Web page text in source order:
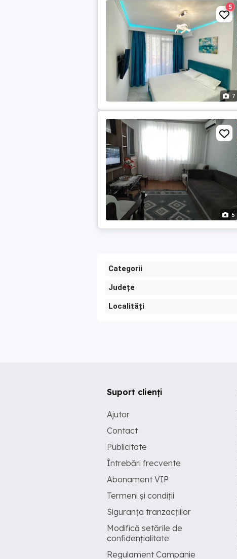
7
5
5
Categorii
Județe
Localități
Suport clienți
Ajutor
Contact
Publicitate
Întrebări frecvente
Abonament VIP
Termeni și condiții
Siguranța tranzacțiilor
Modifică setările de
confidențialitate
Regulament Campanie